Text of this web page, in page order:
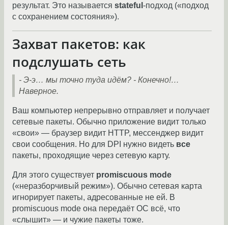
результат. Это называется stateful -подход («подход
с сохранением состояния»).
Захват пакетов: как
подслушать сеть
- Э-э… мы точно туда идём? - Конечно!…
Наверное.
Ваш компьютер непрерывно отправляет и получает
сетевые пакеты. Обычно приложение видит только
«свои» — браузер видит HTTP, мессенджер видит
свои сообщения. Но для DPI нужно видеть все
пакеты, проходящие через сетевую карту.
Для этого существует promiscuous mode
(«неразборчивый режим»). Обычно сетевая карта
игнорирует пакеты, адресованные не ей. В
promiscuous mode она передаёт ОС всё, что
«слышит» — и чужие пакеты тоже.